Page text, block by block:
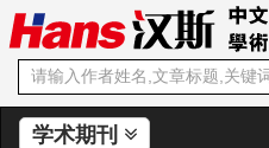
学术期刊